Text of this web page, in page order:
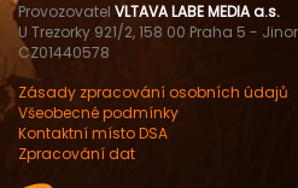
Provozovatel VLTAVA LABE MEDIA a.s.
U Trezorky 921/2, 158 00 Praha 5 -
CZ01440578
Zásady zpracování osobních údajů
Všeobecné podmínky
Kontaktní místo DSA
Zpracování dat